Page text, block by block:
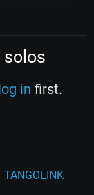
in first.
TANGOLINK